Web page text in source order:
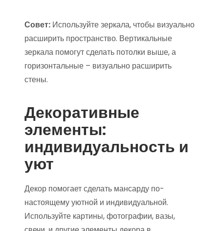
Совет: Используйте зеркала, чтобы визуально
расширить пространство. Вертикальные
зеркала помогут сделать потолки выше, а
горизонтальные – визуально расширить
стены.
Декоративные
элементы:
индивидуальность и
уют
Декор помогает сделать мансарду по-
настоящему уютной и индивидуальной.
Используйте картины, фотографии, вазы,